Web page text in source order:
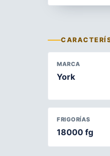
MARCA
York
FRIGORÍAS
18000 fg